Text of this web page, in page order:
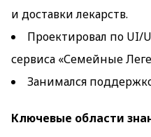
и доставки лекарств.
Проектировал по UI/
сервиса «Семейные
Занимался
Ключевые области